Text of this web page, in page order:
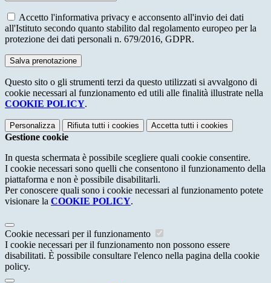
Accetto l'informativa privacy e acconsento all'invio dei dati
all'Istituto secondo quanto stabilito dal regolamento europeo per la
protezione dei dati personali n. 679/2016, GDPR.
Questo sito o gli strumenti terzi da questo utilizzati si avvalgono di
cookie necessari al funzionamento ed utili alle finalità illustrate nella
COOKIE POLICY.
Personalizza Rifiuta tutti i cookies Accetta tutti i cookies
Gestione cookie
In questa schermata è possibile scegliere quali cookie consentire.
I cookie necessari sono quelli che consentono il funzionamento della
piattaforma e non è possibile disabilitarli.
Per conoscere quali sono i cookie necessari al funzionamento potete
visionare la COOKIE POLICY.
Cookie necessari per il funzionamento
I cookie necessari per il funzionamento non possono essere
disabilitati. È possibile consultare l'elenco nella pagina della cookie
policy.